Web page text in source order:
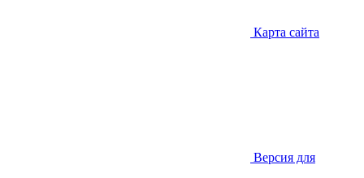
Карта сайта
Версия для